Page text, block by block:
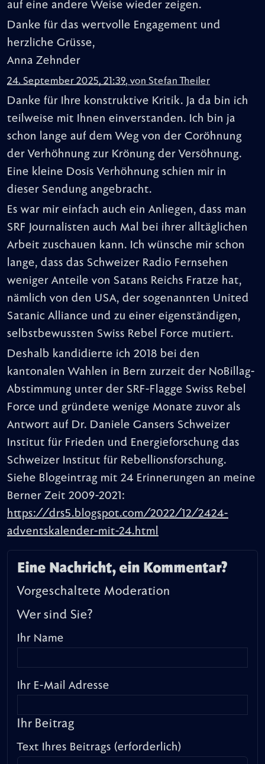
auf eine andere Weise wieder zeigen.
Danke für das wertvolle Engagement und
herzliche Grüsse,
Anna Zehnder
24. September 2025, 21:39, von Stefan Theiler
Danke für Ihre konstruktive Kritik. Ja da bin ich
teilweise mit Ihnen einverstanden. Ich bin ja
schon lange auf dem Weg von der Coröhnung
der Verhöhnung zur Krönung der Versöhnung.
Eine kleine Dosis Verhöhnung schien mir in
dieser Sendung angebracht.
Es war mir einfach auch ein Anliegen, dass man
SRF Journalisten auch Mal bei ihrer alltäglichen
Arbeit zuschauen kann. Ich wünsche mir schon
lange, dass das Schweizer Radio Fernsehen
weniger Anteile von Satans Reichs Fratze hat,
nämlich von den USA, der sogenannten United
Satanic Alliance und zu einer eigenständigen,
selbstbewussten Swiss Rebel Force mutiert.
Deshalb kandidierte ich 2018 bei den
kantonalen Wahlen in Bern zurzeit der NoBillag-
Abstimmung unter der SRF-Flagge Swiss Rebel
Force und gründete wenige Monate zuvor als
Antwort auf Dr. Daniele Gansers Schweizer
Institut für Frieden und Energieforschung das
Schweizer Institut für Rebellionsforschung.
Siehe Blogeintrag mit 24 Erinnerungen an meine
Berner Zeit 2009-2021:
https://drs5.blogspot.com/2022/12/2424-
adventskalender-mit-24.html
Eine Nachricht, ein Kommentar?
Vorgeschaltete Moderation
Wer sind Sie?
Ihr Name
Ihr E-Mail Adresse
Ihr Beitrag
Text Ihres Beitrags (erforderlich)